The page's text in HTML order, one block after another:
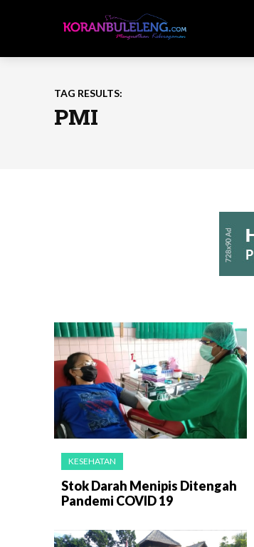
TAG RESULTS:
PMI
KESEHATAN
Stok Darah Menipis Ditengah
Pandemi COVID 19